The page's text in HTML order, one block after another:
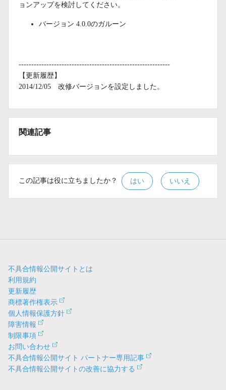
ョンアップを検討してください。
バージョン 4.0.0のガルーン
------------------------------------------------------------
【更新履歴】
2014/12/05 改修バージョンを設定しました。
関連記事
この記事は役に立ちましたか？ はい いいえ
不具合情報公開サイトとは
利用規約
更新履歴
商標著作権表示
個人情報保護方針
障害情報
制限事項
お問い合わせ
不具合情報公開サイト パートナー専用記事
不具合情報公開サイトの改善に協力する